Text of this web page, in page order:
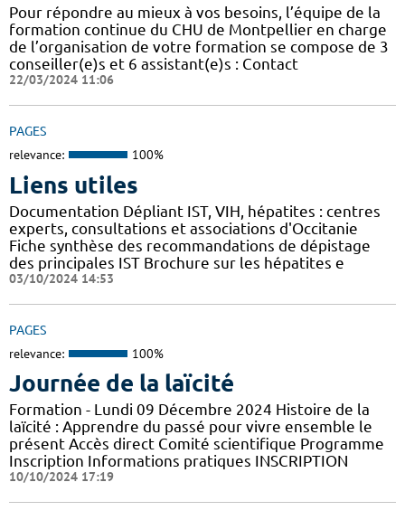
Pour répondre au mieux à vos besoins, l’équipe de la
formation continue du CHU de Montpellier en charge
de l’organisation de votre formation se compose de 3
conseiller(e)s et 6 assistant(e)s : Contact
22/03/2024 11:06
PAGES
relevance: 100%
Liens utiles
Documentation Dépliant IST, VIH, hépatites : centres
experts, consultations et associations d'Occitanie
Fiche synthèse des recommandations de dépistage
des principales IST Brochure sur les hépatites e
03/10/2024 14:53
PAGES
relevance: 100%
Journée de la laïcité
Formation - Lundi 09 Décembre 2024 Histoire de la
laïcité : Apprendre du passé pour vivre ensemble le
présent Accès direct Comité scientifique Programme
Inscription Informations pratiques ​INSCRIPTION
10/10/2024 17:19